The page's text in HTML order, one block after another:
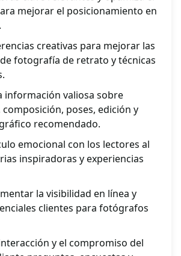
mejorar el posicionamiento en
creativas para mejorar las
fotografía de retrato y técnicas
información valiosa sobre
poses, edición y
recomendado.
emocional con los lectores al
inspiradoras y experiencias
la visibilidad en línea y
clientes para fotógrafos
y el compromiso del